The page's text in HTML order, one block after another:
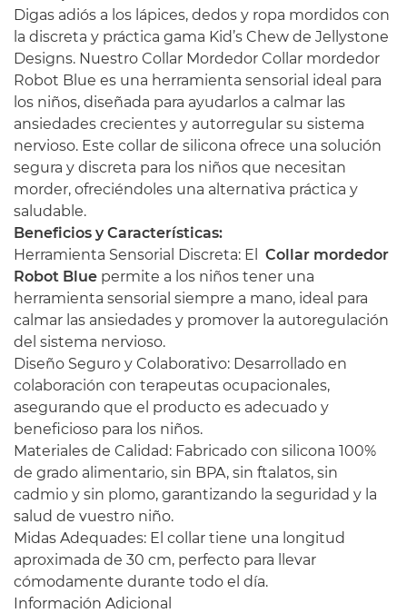
Digas adiós a los lápices, dedos y ropa mordidos con
la discreta y práctica gama Kid’s Chew de Jellystone
Designs. Nuestro Collar Mordedor Collar mordedor
Robot Blue es una herramienta sensorial ideal para
los niños, diseñada para ayudarlos a calmar las
ansiedades crecientes y autorregular su sistema
nervioso. Este collar de silicona ofrece una solución
segura y discreta para los niños que necesitan
morder, ofreciéndoles una alternativa práctica y
saludable.
Beneficios y Características:
Herramienta Sensorial Discreta: El
Collar mordedor
Robot Blue permite a los niños tener una
herramienta sensorial siempre a mano, ideal para
calmar las ansiedades y promover la autoregulación
del sistema nervioso.
Diseño Seguro y Colaborativo: Desarrollado en
colaboración con terapeutas ocupacionales,
asegurando que el producto es adecuado y
beneficioso para los niños.
Materiales de Calidad: Fabricado con silicona 100%
de grado alimentario, sin BPA, sin ftalatos, sin
cadmio y sin plomo, garantizando la seguridad y la
salud de vuestro niño.
Midas Adequades: El collar tiene una longitud
aproximada de 30 cm, perfecto para llevar
cómodamente durante todo el día.
Información Adicional